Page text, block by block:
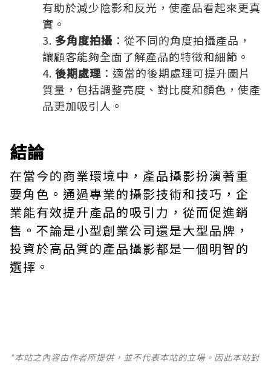
有助於減少陰影和反光，使產品看起來更真
實。
多角度拍攝 ：從不同的角度拍攝產品，
讓顧客能夠全面了解產品的特徵和細節。
後期處理 ：適當的後期處理可提升圖片
質量，包括調整亮度、對比度和顏色，使產
品更加吸引人。
結論
在當今的商業環境中，產品攝影扮演著重
要角色。通過專業的攝影技術和技巧，企
業能有效提升產品的吸引力，從而促進銷
售。不論是小型創業公司還是大型品牌，
投資於高品質的產品攝影都是一個明智的
選擇。
*本站之內容由作者所提供，並不代表本站的立場。因此本站對